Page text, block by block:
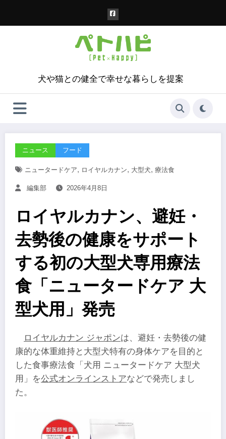
犬や猫との健全で幸せな暮らしを提案
ニュース フード
ニュータードケア, ロイヤルカナン, 大型犬, 療法食
編集部 2026年4月8日
ロイヤルカナン、避妊・
去勢後の健康をサポート
する初の大型犬専用療法
食「ニュータードケア 大
型犬用」発売
ロイヤルカナン ジャポンは、避妊・去勢後の健
康的な体重維持と大型犬特有の身体ケアを目的と
した食事療法食「犬用 ニュータードケア 大型犬
用」を公式オンラインストアなどで発売しまし
た。